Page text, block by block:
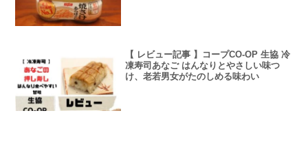
【 レビュー記事 】コープCO-OP 生協 冷
凍寿司あなご はんなりとやさしい味つ
け、老若男女がたのしめる味わい